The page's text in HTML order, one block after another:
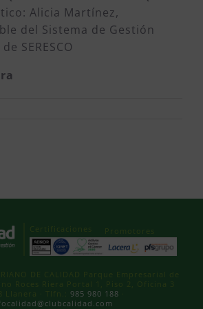
Alicia Martínez,
del Sistema de Gestión
SERESCO
Certificaciones Promotores
DE CALIDAD Parque Empresarial de
Roces Riera Portal 1, Piso 2, Oficina 3
Llanera · Tlfn.: 985 980 188